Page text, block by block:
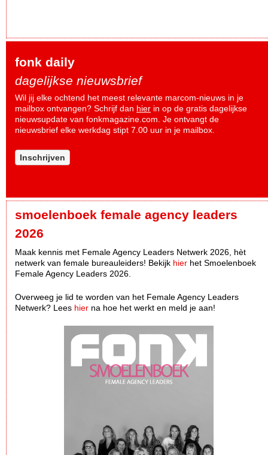
fonk daily
dagelijkse nieuwsbrief
Wil jij elke ochtend het meest relevante marcom-nieuws in je
mailbox ontvangen? Schrijf dan hier in op de gratis dagelijkse
nieuwsupdate van fonkmagazine.com. Je ontvangt de
nieuwsbrief elke werkdag stipt 7.00 uur in je mailbox.
Inschrijven
smoelenboek female agency leaders
2026
Maak kennis met Female Agency Leaders Netwerk 2026, hèt
netwerk van female bureauleiders! Bekijk hier het Smoelenboek
Female Agency Leaders 2026.
Overweeg je lid te worden van het Female Agency Leaders
Netwerk? Lees hier na hoe het werkt en meld je aan!